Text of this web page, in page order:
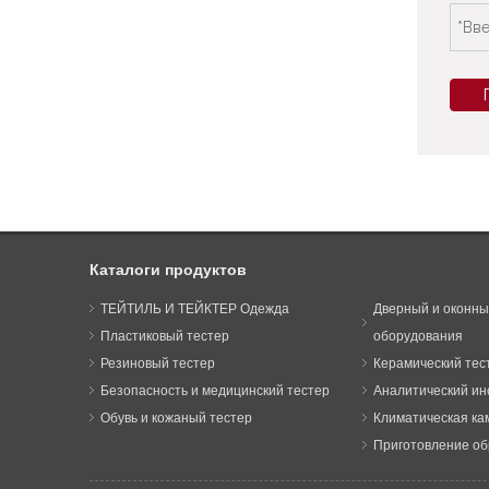
Каталоги продуктов
ТЕЙТИЛЬ И ТЕЙКТЕР Одежда
Пластиковый тестер
Резиновый тестер
Безопасность и медицинский тестер
Обувь и кожаный тестер
Дверный и
оборудования
Керамический
Аналитический
Климатическая
Приготовление